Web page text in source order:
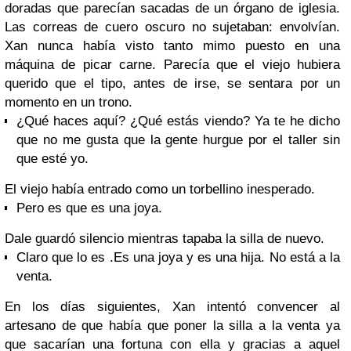
doradas que parecían sacadas de un órgano de iglesia.
Las correas de cuero oscuro no sujetaban: envolvían.
Xan nunca había visto tanto mimo puesto en una
máquina de picar carne. Parecía que el viejo hubiera
querido que el tipo, antes de irse, se sentara por un
momento en un trono.
¿Qué haces aquí? ¿Qué estás viendo? Ya te he dicho
que no me gusta que la gente hurgue por el taller sin
que esté yo.
El viejo había entrado como un torbellino inesperado.
Pero es que es una joya.
Dale guardó silencio mientras tapaba la silla de nuevo.
Claro que lo es .Es una joya y es una hija. No está a la
venta.
En los días siguientes, Xanintentó convencer al
artesano de que había que poner la silla a la venta ya
que sacarían una fortuna con ella y gracias a aquel